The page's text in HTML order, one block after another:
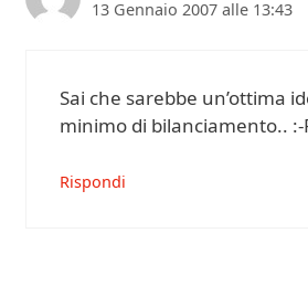
13 Gennaio 2007 alle 13:43
Sai che sarebbe un’ottima
minimo di bilanciamento.. :-
Rispondi